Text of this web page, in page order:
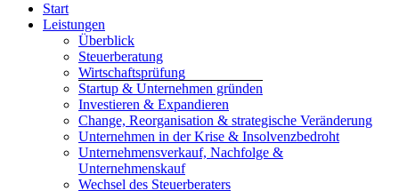
Start
Leistungen
Überblick
Steuerberatung
Wirtschaftsprüfung
Startup & Unternehmen gründen
Investieren & Expandieren
Change, Reorganisation & strategische Veränderung
Unternehmen in der Krise & Insolvenzbedroht
Unternehmensverkauf, Nachfolge &
Unternehmenskauf
Wechsel des Steuerberaters